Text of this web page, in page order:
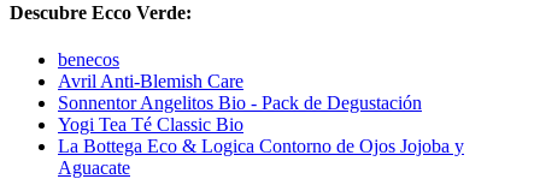
Descubre Ecco Verde:
benecos
Avril Anti-Blemish Care
Sonnentor Angelitos Bio - Pack de Degustación
Yogi Tea Té Classic Bio
La Bottega Eco & Logica Contorno de Ojos Jojoba y
Aguacate